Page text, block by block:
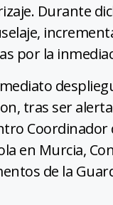
Durante
por la
tras ser
Coordinador
en Murcia,
de la